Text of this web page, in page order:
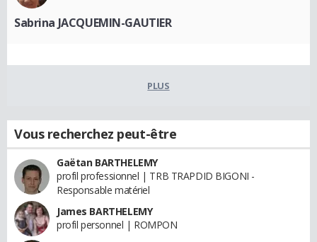
Sabrina JACQUEMIN-GAUTIER
PLUS
Vous recherchez peut-être
Gaëtan BARTHELEMY
profil professionnel | TRB TRAPDID BIGONI -
Responsable matériel
James BARTHELEMY
profil personnel | ROMPON